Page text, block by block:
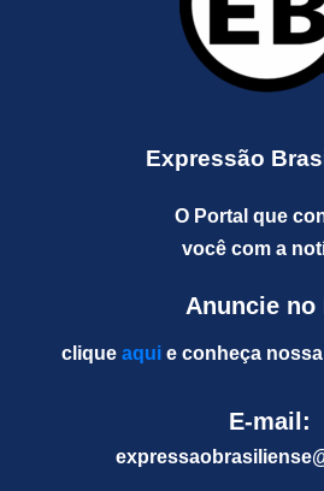
Expressão
O Portal que
você com a
Anuncie no
clique aquie conheça
E-mail: